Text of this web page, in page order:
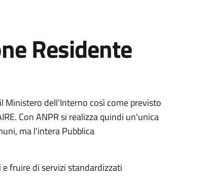
Residente
Ministero dell’Interno così come previsto
Con ANPR si realizza quindi un'unica
ma l'intera Pubblica
fruire di servizi standardizzati